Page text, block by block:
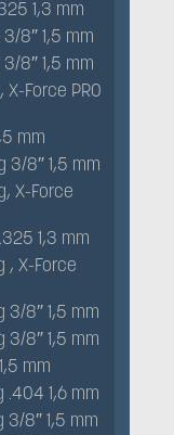
1,3 mm
8″ 1,5 mm
8″ 1,5 mm
Force PRO
mm
3/8″ 1,5 mm
X-Force
1,3 mm
, X-Force
8″ 1,5 mm
8″ 1,5 mm
mm
1,6 mm
8″ 1,5 mm